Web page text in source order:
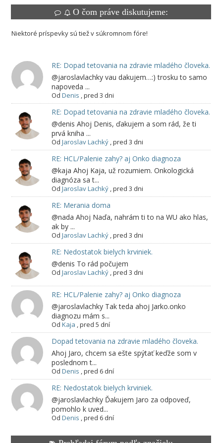
O čom práve diskutujeme:
Niektoré príspevky sú tiež v súkromnom fóre!
RE: Dopad tetovania na zdravie mladého človeka.
@jaroslavlachky vau dakujem…:) trosku to samo
napoveda ...
Od Denis ,pred 3 dni
RE: Dopad tetovania na zdravie mladého človeka.
@denis Ahoj Denis, ďakujem a som rád, že ti
prvá kniha ...
Od Jaroslav Lachký,pred 3 dni
RE: HCL/Palenie zahy? aj Onko diagnoza
@kaja Ahoj Kaja, už rozumiem. Onkologická
diagnóza sa t...
Od Jaroslav Lachký,pred 3 dni
RE: Merania doma
@nada Ahoj Naďa, nahrám ti to na WU ako hlas,
ak by ...
Od Jaroslav Lachký,pred 3 dni
RE: Nedostatok bielych krviniek.
@denis To rád počujem
Od Jaroslav Lachký,pred 3 dni
RE: HCL/Palenie zahy? aj Onko diagnoza
@jaroslavlachky Tak teda ahoj Jarko.onko
diagnozu mám s...
Od Kaja ,pred 5 dní
Dopad tetovania na zdravie mladého človeka.
Ahoj Jaro, chcem sa ešte spýtať keďže som v
poslednom t...
Od Denis ,pred 6 dní
RE: Nedostatok bielych krviniek.
@jaroslavlachky Ďakujem Jaro za odpoveď,
pomohlo k uved...
Od Denis ,pred 6 dní